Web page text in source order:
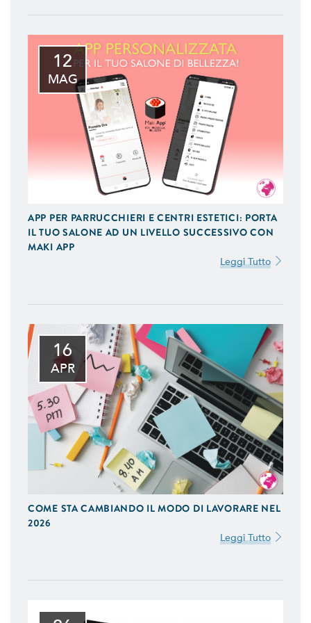
12
MAG
APP PER PARRUCCHIERI E CENTRI ESTETICI: PORTA
IL TUO SALONE AD UN LIVELLO SUCCESSIVO CON
MAKI APP
Leggi Tutto
16
APR
COME STA CAMBIANDO IL MODO DI LAVORARE NEL
2026
Leggi Tutto